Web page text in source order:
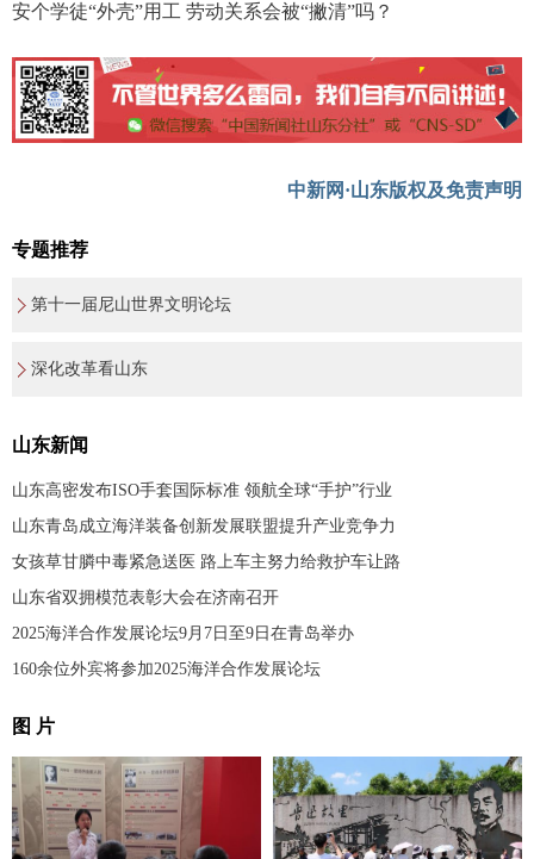
安个学徒“外壳”用工 劳动关系会被“撇清”吗？
中新网·山东版权及免责声明
专题推荐
第十一届尼山世界文明论坛
深化改革看山东
山东新闻
山东高密发布ISO手套国际标准 领航全球“手护”行业
山东青岛成立海洋装备创新发展联盟提升产业竞争力
女孩草甘膦中毒紧急送医 路上车主努力给救护车让路
山东省双拥模范表彰大会在济南召开
2025海洋合作发展论坛9月7日至9日在青岛举办
160余位外宾将参加2025海洋合作发展论坛
图 片